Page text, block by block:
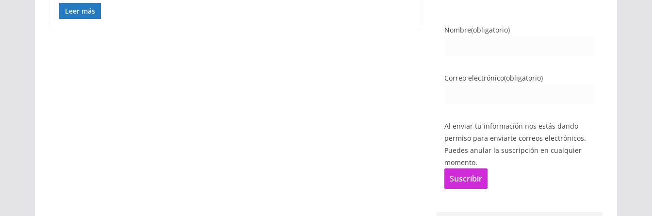
Leer más
Nombre(obligatorio)
Correo electrónico(obligatorio)
Al enviar tu información nos estás dando
permiso para enviarte correos electrónicos.
Puedes anular la suscripción en cualquier
momento.
Suscribir